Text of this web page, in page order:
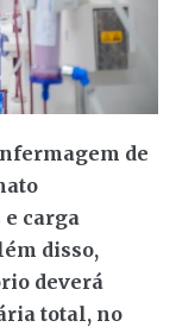
de
carga
disso,
deverá
total, no